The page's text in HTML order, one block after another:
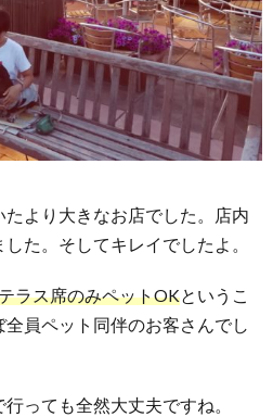
より大きなお店でした。店内
た。そしてキレイでしたよ。
ラス席のみペットOKというこ
員ペット同伴のお客さんでし
っても全然大丈夫ですね。